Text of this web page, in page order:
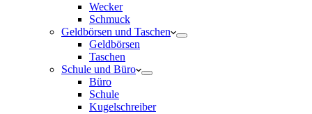
Wecker
Schmuck
Geldbörsen und Taschen
Geldbörsen
Taschen
Schule und Büro
Büro
Schule
Kugelschreiber